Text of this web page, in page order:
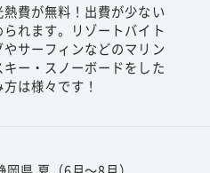
費が無料！出費が少ない
れます。リゾートバイト
サーフィンなどのマリン
ー・スノーボードをした
は様々です！